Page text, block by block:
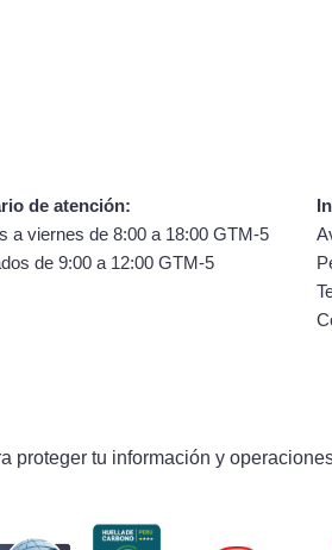
de atención:
a viernes de 8:00 a 18:00 GTM-5
de 9:00 a 12:00 GTM-5
proteger tu información y